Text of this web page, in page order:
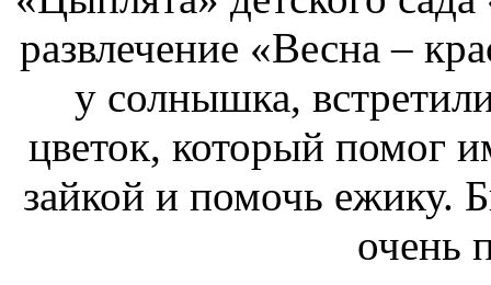
развлечение «Весна –
у солнышка,
цветок, который помог
зайкой и помочь ежику.
очень